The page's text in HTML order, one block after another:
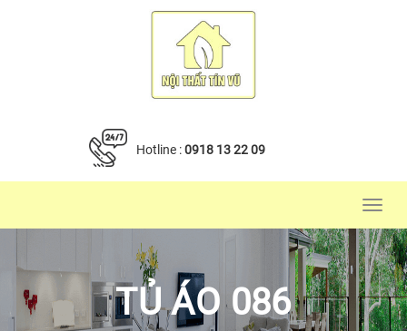
Hotline :0918 13 22 09
TỦ ÁO 086